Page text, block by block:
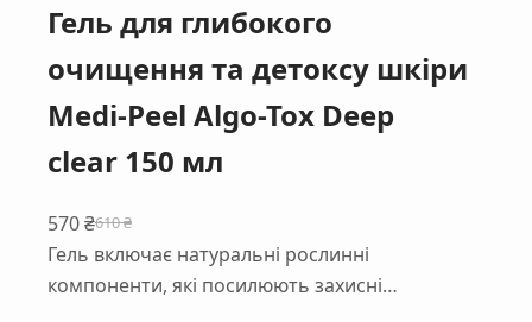
Гель для глибокого
очищення та детоксу шкіри
Medi-Peel Algo-Tox Deep
clear 150 мл
610₴
Оригінальна
ціна:
610 ₴.
570₴
Поточна
ціна:
570 ₴.
Гель включає натуральні рослинні
компоненти, які посилюють захисні…